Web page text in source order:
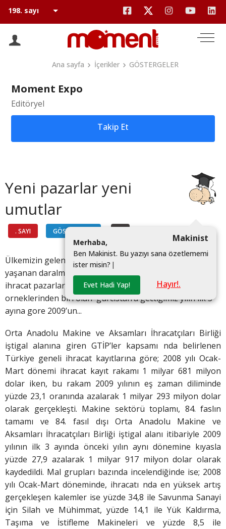
Ana sayfa İçerikler GÖSTERGELER
Moment Expo
Editöryel
Takip Et
Yeni pazarlar yeni
umutlar
. SAYI GÖSTERGELER
Makinist
Merhaba,
Ben Makinist. Bu yazıyı sana özetlememi
ister misin? |
Evet Hadi Yap! Hayır!.
Ülkemizin geleneksel makine ihracat pazarlarında
yaşanan daralmaya karşı makine ureticilerimiz yeni
ihracat pazarlarına acılıyor. bunların en son
orneklerinden biri olan gurcistan’a gectiğimiz yılın ilk 3
ayına gore 2009’un...
Orta Anadolu Makine ve Aksamları İhracatçıları Birliği
iştigal alanına giren GTİP’ler kapsamı nda belirlenen
Türkiye geneli ihracat kayıtlarına göre; 2008 yılı Ocak-
Mart dönemi ihracat kayıt rakamı 1 milyar 681 milyon
dolar iken, bu rakam 2009 yılının eş zaman diliminde
yüzde 23,1 oranında azalarak 1 milyar 293 milyon dolar
olarak gerçekleşti. Makine sektörü toplamı, 84. faslın
tamamı ve 84. fasıl dışı Orta Anadolu Makine ve
Aksamları İhracatçıları Birliği iştigal alanı itibariyle 2009
yılının ilk 3 ayında önceki yılın aynı dönemine kıyasla
yüzde 27,9 azalarak 1 milyar 917 milyon dolar olarak
kaydedildi. Mal grupları bazında incelendiğinde ise; 2008
yılı Ocak-Mart döneminde, ihracatı nda en yüksek artış
gerçekleşen kalemler ise yüzde 34,8 ile Savunma Sanayi
için Silah ve Mühimmat, yüzde 14,1 ile Yük Kaldırma,
Taşıma ve İstifleme Makineleri ve yüzde 8,5 ile